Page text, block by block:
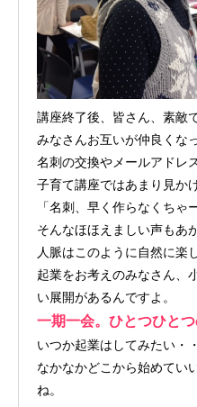
講座終了後、皆さん、素敵
みなさんお互いが仲良くなっ
名刺の交換やメールアドレ
子育て講座ではあまり見か
「名刺、早く作らなくちゃ
そんなほほえましい声もあ
人脈はこのように自然に楽
起業をお考えのみなさん、
い展開があるんですよ。
一期一会。ひとつひとつ
いつか起業はしてみたい・
なかなかどこから始めてい
ね。